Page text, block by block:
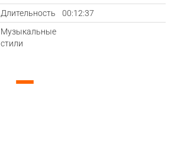
Длительность
00:12:37
Музыкальные
стили
—